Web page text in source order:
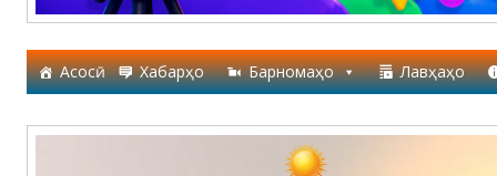
Асосӣ Хабарҳо Барномаҳо Лавҳаҳо